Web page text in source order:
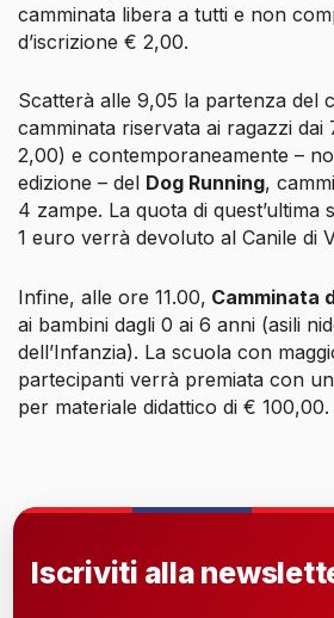
camminata libera a tutti e non
d’iscrizione € 2,00.
Scatterà alle 9,05 la partenza del
camminata riservata ai ragazzi dai
2,00) e contemporaneamente –
edizione – del Dog Running,
4 zampe. La quota di quest’ultima
1 euro verrà devoluto al Canile di
Infine, alle ore 11.00, Camminata
ai bambini dagli 0 ai 6 anni (asili
dell’Infanzia). La scuola con
partecipanti verrà premiata con
per materiale didattico di € 100,00.
Iscriviti alla